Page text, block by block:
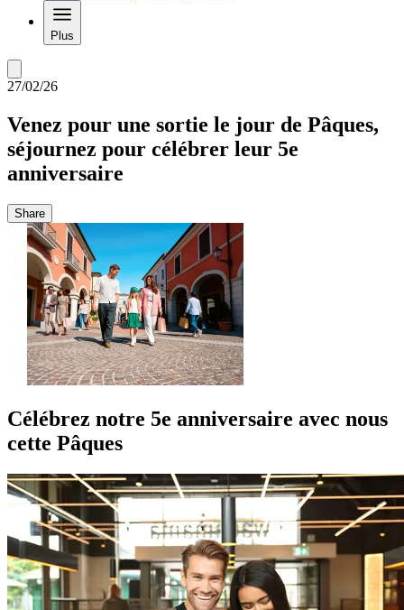
Plus
27/02/26
Venez pour une sortie le jour de Pâques,
séjournez pour célébrer leur 5e
anniversaire
Share
Célébrez notre 5e anniversaire avec nous
cette Pâques